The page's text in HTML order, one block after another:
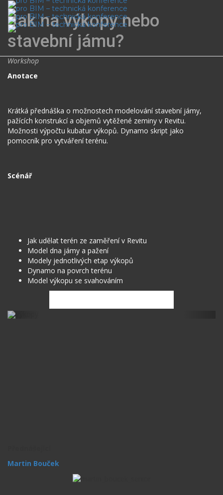
Jak na výkopy nebo
stavební jámu?
Workshop
Anotace
Krátká přednáška o možnostech modelování stavební jámy,
pažících konstrukcí a objemů vytěžené zeminy v Revitu.
Možnosti výpočtu kubatur výkopů. Dynamo skript jako
pomocník pro vytváření terénu.
Scénář
Jak udělat terén ze zaměření v Revitu
Model dna jámy a pažení
Modely jednotlivých etap výkopů
Dynamo na povrch terénu
Model výkopu se svahováním
Martin Bouček